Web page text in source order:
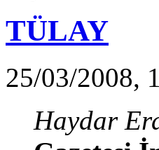
TÜLAY
25/03/2008,
Haydar